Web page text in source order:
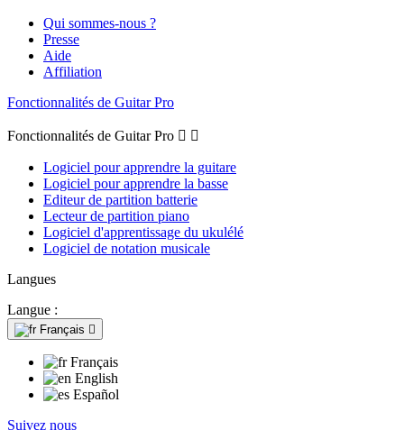
Qui sommes-nous ?
Presse
Aide
Affiliation
Fonctionnalités de Guitar Pro
Fonctionnalités de Guitar Pro  
Logiciel pour apprendre la guitare
Logiciel pour apprendre la basse
Editeur de partition batterie
Lecteur de partition piano
Logiciel d'apprentissage du ukulélé
Logiciel de notation musicale
Langues
Langue :
Français 
Français
English
Español
Suivez nous